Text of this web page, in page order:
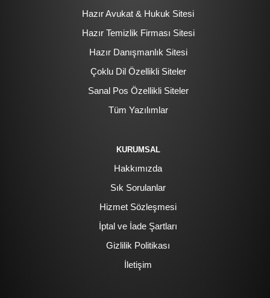
Hazır Avukat & Hukuk Sitesi
Hazır Temizlik Firması Sitesi
Hazır Danışmanlık Sitesi
Çoklu Dil Özellikli Siteler
Sanal Pos Özellikli Siteler
Tüm Yazılımlar
KURUMSAL
Hakkımızda
Sık Sorulanlar
Hizmet Sözleşmesi
İptal ve İade Şartları
Gizlilik Politikası
İletişim